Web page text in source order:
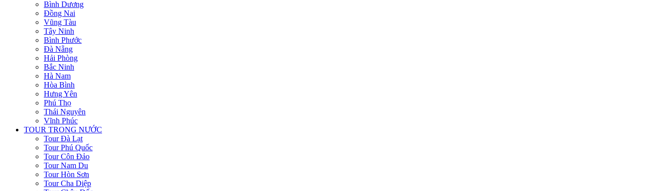
Bình Dương
Đồng Nai
Vũng Tàu
Tây Ninh
Bình Phước
Đà Nẵng
Hải Phòng
Bắc Ninh
Hà Nam
Hòa Bình
Hưng Yên
Phú Thọ
Thái Nguyên
Vĩnh Phúc
TOUR TRONG NƯỚC
Tour Đà Lạt
Tour Phú Quốc
Tour Côn Đảo
Tour Nam Du
Tour Hòn Sơn
Tour Cha Diệp